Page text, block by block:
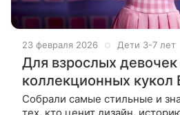
23 февраля 2026 Дети 3-7 лет
Для взрослых девочек
коллекционных кукол
Собрали самые стильные и